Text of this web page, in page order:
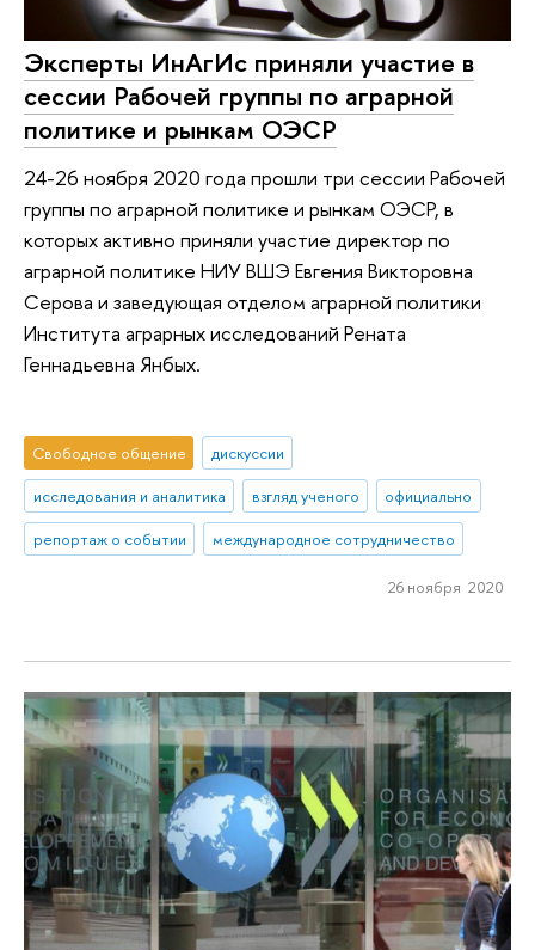
Эксперты ИнАгИс приняли участие в
сессии Рабочей группы по аграрной
политике и рынкам ОЭСР
24-26 ноября 2020 года прошли три сессии Рабочей
группы по аграрной политике и рынкам ОЭСР, в
которых активно приняли участие директор по
аграрной политике НИУ ВШЭ Евгения Викторовна
Серова и заведующая отделом аграрной политики
Института аграрных исследований Рената
Геннадьевна Янбых.
Свободное общение
дискуссии
исследования и аналитика
взгляд ученого
официально
репортаж о событии
международное сотрудничество
26 ноября 2020